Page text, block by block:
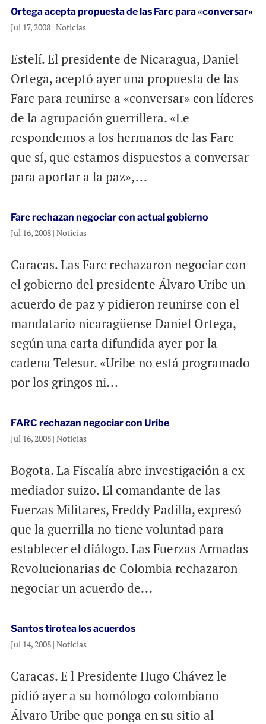
Ortega acepta propuesta de las Farc para «conversar»
Jul 17, 2008| Noticias
Estelí. El presidente de Nicaragua, Daniel
Ortega, aceptó ayer una propuesta de las
Farc para reunirse a «conversar» con líderes
de la agrupación guerrillera. «Le
respondemos a los hermanos de las Farc
que sí, que estamos dispuestos a conversar
para aportar a la paz»,...
Farc rechazan negociar con actual gobierno
Jul 16, 2008| Noticias
Caracas. Las Farc rechazaron negociar con
el gobierno del presidente Álvaro Uribe un
acuerdo de paz y pidieron reunirse con el
mandatario nicaragüense Daniel Ortega,
según una carta difundida ayer por la
cadena Telesur. «Uribe no está programado
por los gringos ni...
FARC rechazan negociar con Uribe
Jul 16, 2008| Noticias
Bogota. La Fiscalía abre investigación a ex
mediador suizo. El comandante de las
Fuerzas Militares, Freddy Padilla, expresó
que la guerrilla no tiene voluntad para
establecer el diálogo. Las Fuerzas Armadas
Revolucionarias de Colombia rechazaron
negociar un acuerdo de...
Santos tirotea los acuerdos
Jul 14, 2008| Noticias
Caracas. E l Presidente Hugo Chávez le
pidió ayer a su homólogo colombiano
Álvaro Uribe que ponga en su sitio al